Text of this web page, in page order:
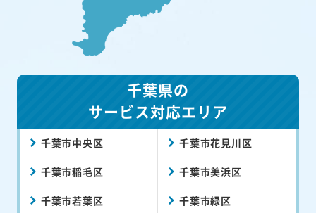
千葉県の
サービス対応エリア
千葉市中央区 千葉市花見川区
千葉市稲毛区 千葉市美浜区
千葉市若葉区 千葉市緑区